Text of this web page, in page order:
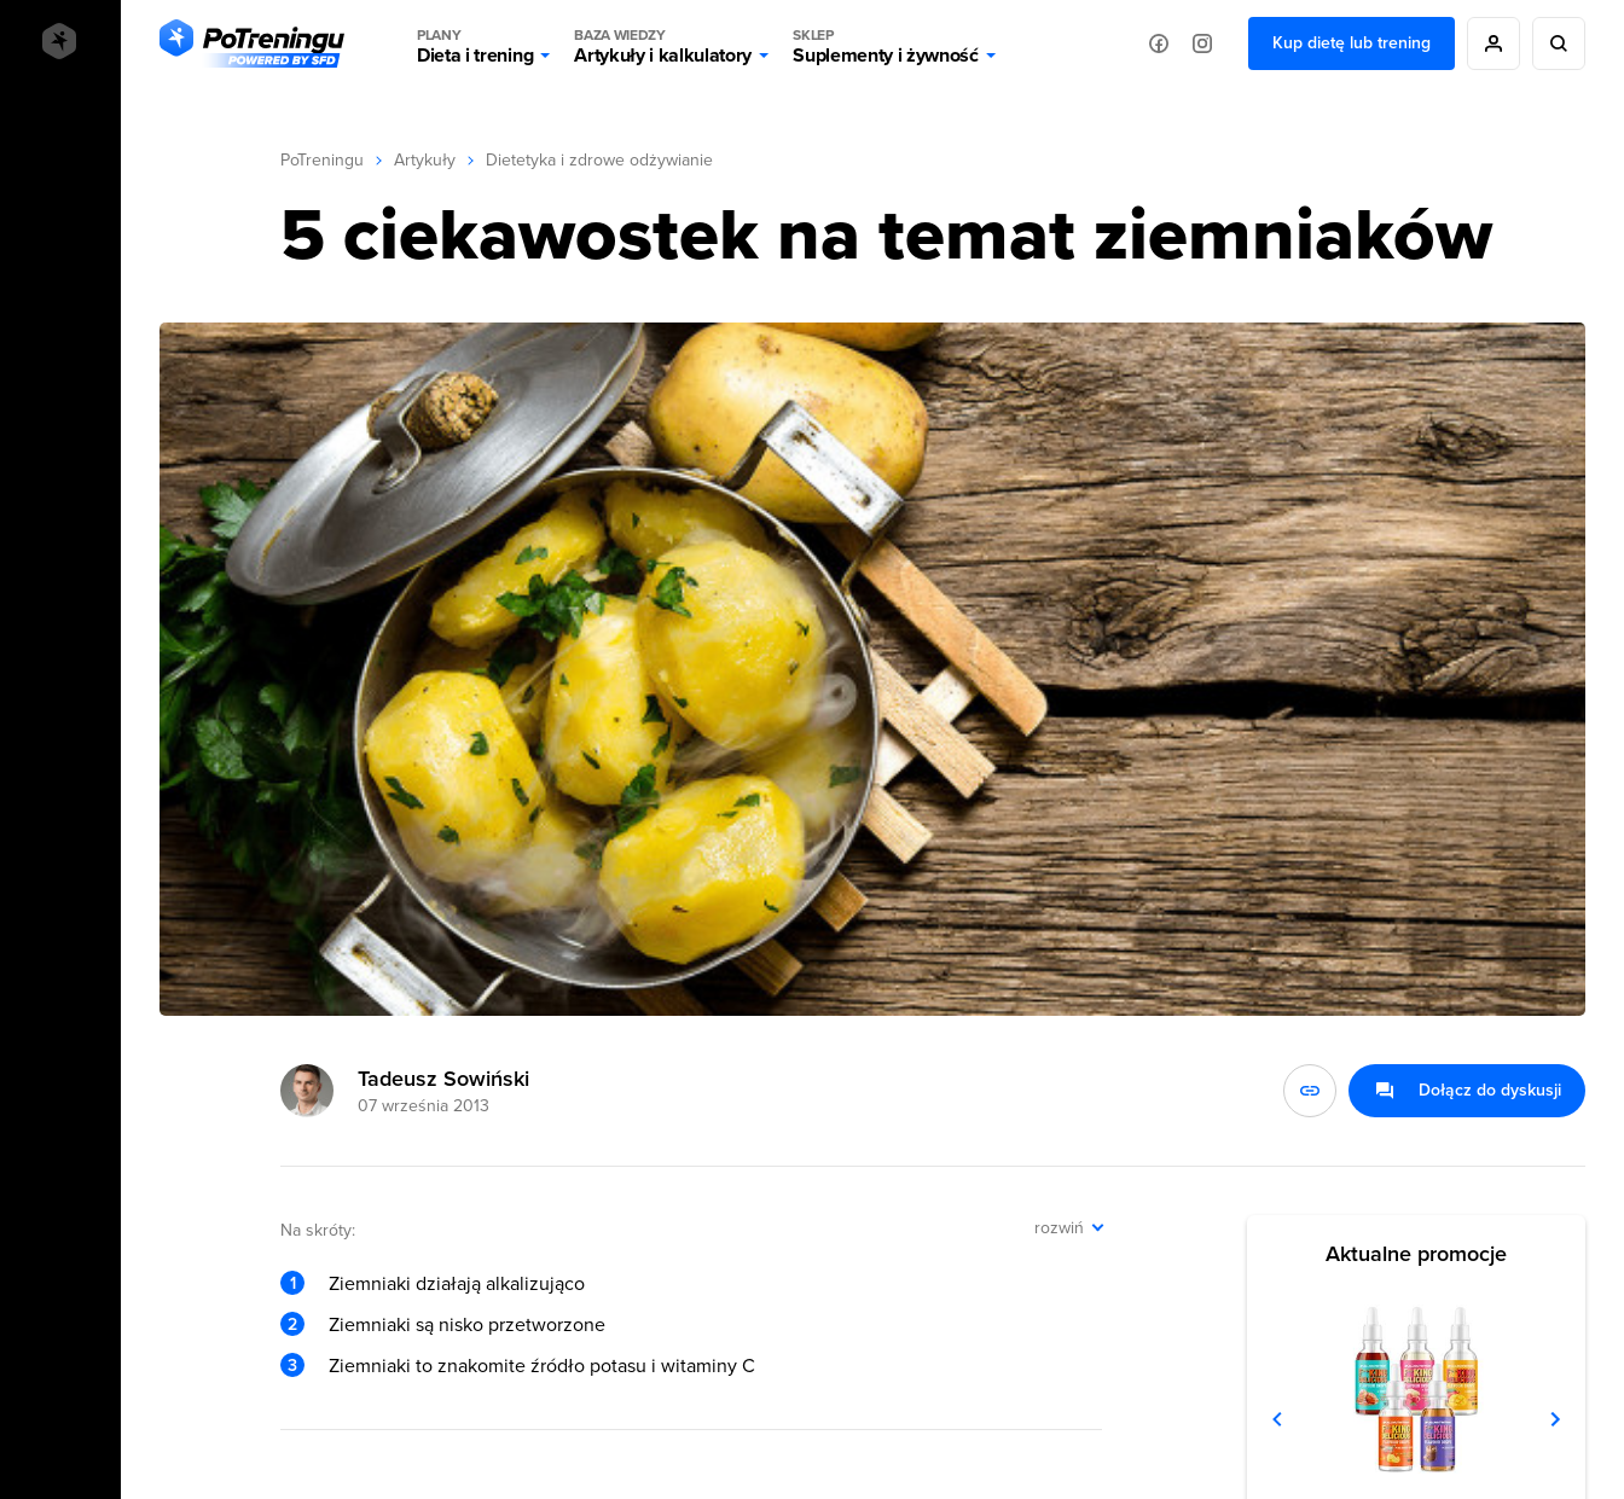
PLANY
Dieta i trening
BAZA WIEDZY
Artykuły i kalkulatory
SKLEP
Suplementy i żywność
Kup dietę lub trening
PoTreningu Artykuły Dietetyka i zdrowe odżywianie
5 ciekawostek na temat ziemniaków
Tadeusz Sowiński
07 września 2013
Dołącz do dyskusji
Na skróty: rozwiń
Ziemniaki działają alkalizująco
Ziemniaki są nisko przetworzone
Ziemniaki to znakomite źródło potasu i witaminy C
Aktualne promocje